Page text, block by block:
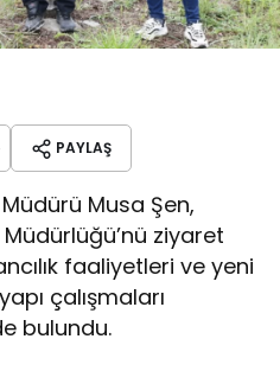
PAYLAŞ
Musa Şen,
ziyaret
faaliyetleri ve yeni
çalışmaları
bulundu.